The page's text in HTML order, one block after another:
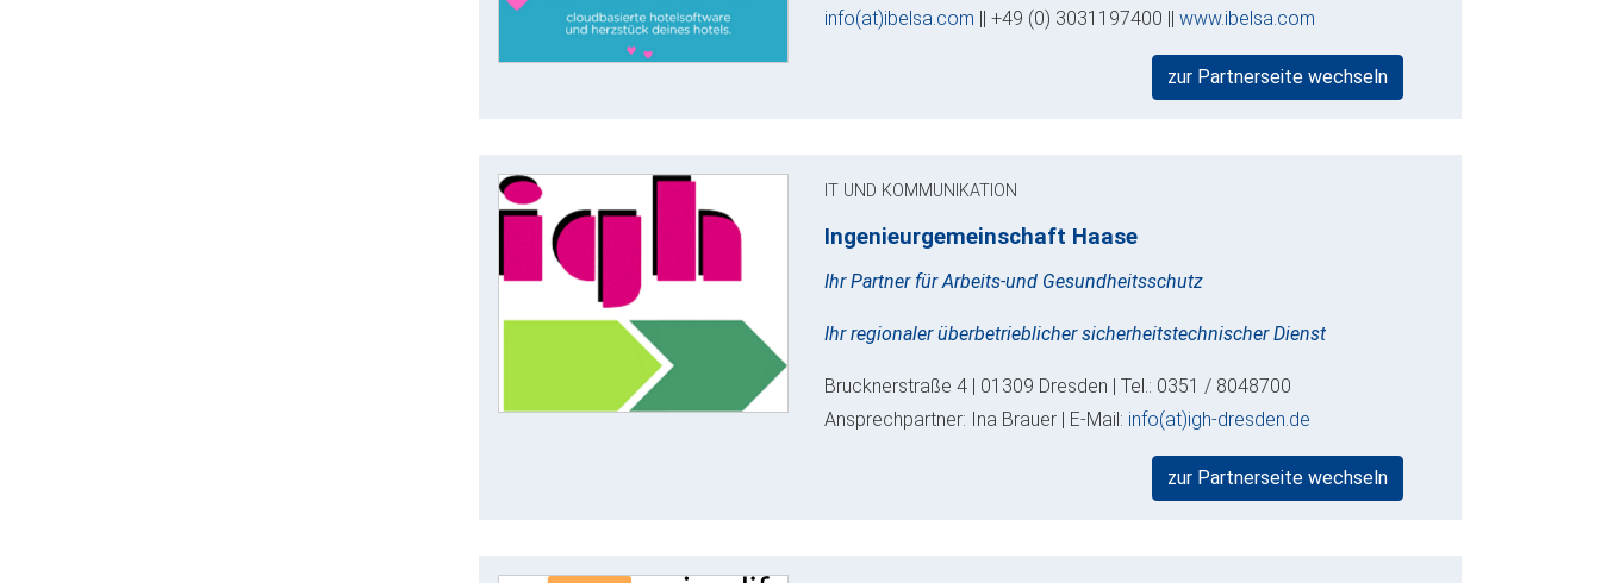
info(at)ibelsa.com || +49 (0) 3031197400 ||www.ibelsa.com
zur Partnerseite wechseln
IT UND KOMMUNIKATION
Ingenieurgemeinschaft Haase
Ihr Partner für Arbeits-und Gesundheitsschutz
Ihr regionaler überbetrieblicher sicherheitstechnischer Dienst
Brucknerstraße 4 | 01309 Dresden | Tel.: 0351 / 8048700
Ansprechpartner: Ina Brauer | E-Mail: info(at)igh-dresden.de
zur Partnerseite wechseln